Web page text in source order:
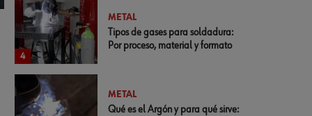
4
METAL
Tipos de gases para soldadura:
Por proceso, material y formato
METAL
Qué es el Argón y para qué sirve: